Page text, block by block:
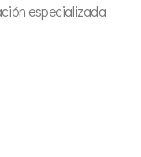
especializada